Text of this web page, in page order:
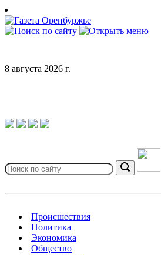
Skip
to
content
8 августа 2026 г.
for:
Search
Происшествия
Политика
Экономика
Общество